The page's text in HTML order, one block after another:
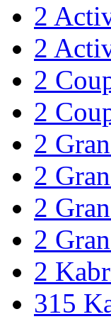
2
2
2
2
2
2
2
2
2
315